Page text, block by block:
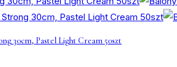
30cm, Pastel Light Cream 50szt